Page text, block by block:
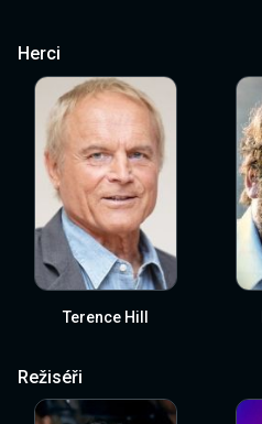
Herci
Terence Hill
Režiséři